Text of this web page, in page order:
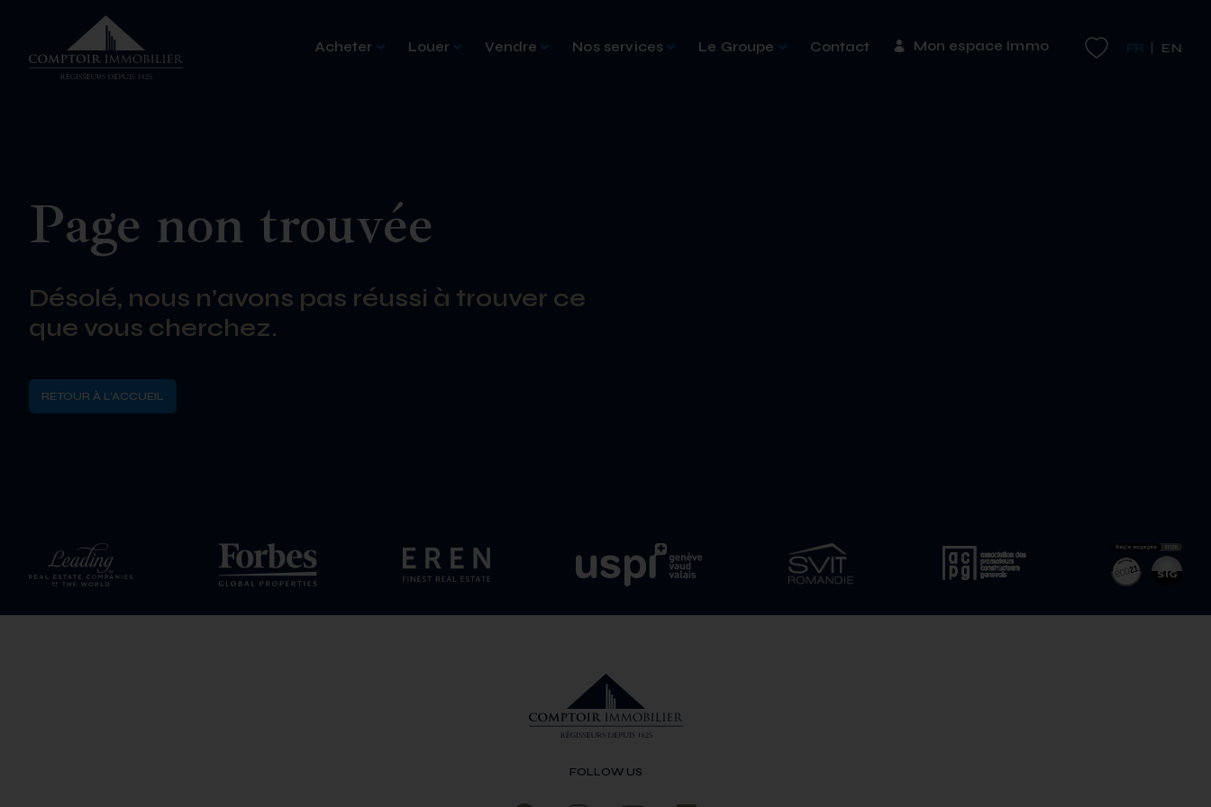
Acheter Louer Vendre Nos services Le Groupe Contact Mon espace Immo FR EN
Page non trouvée
Désolé, nous n’avons pas réussi à trouver ce
que vous cherchez.
RETOUR À L'ACCUEIL
FOLLOW US